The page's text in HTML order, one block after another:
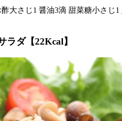
大さじ1 醤油3滴 甜菜糖小さじ1
ラダ【22Kcal】